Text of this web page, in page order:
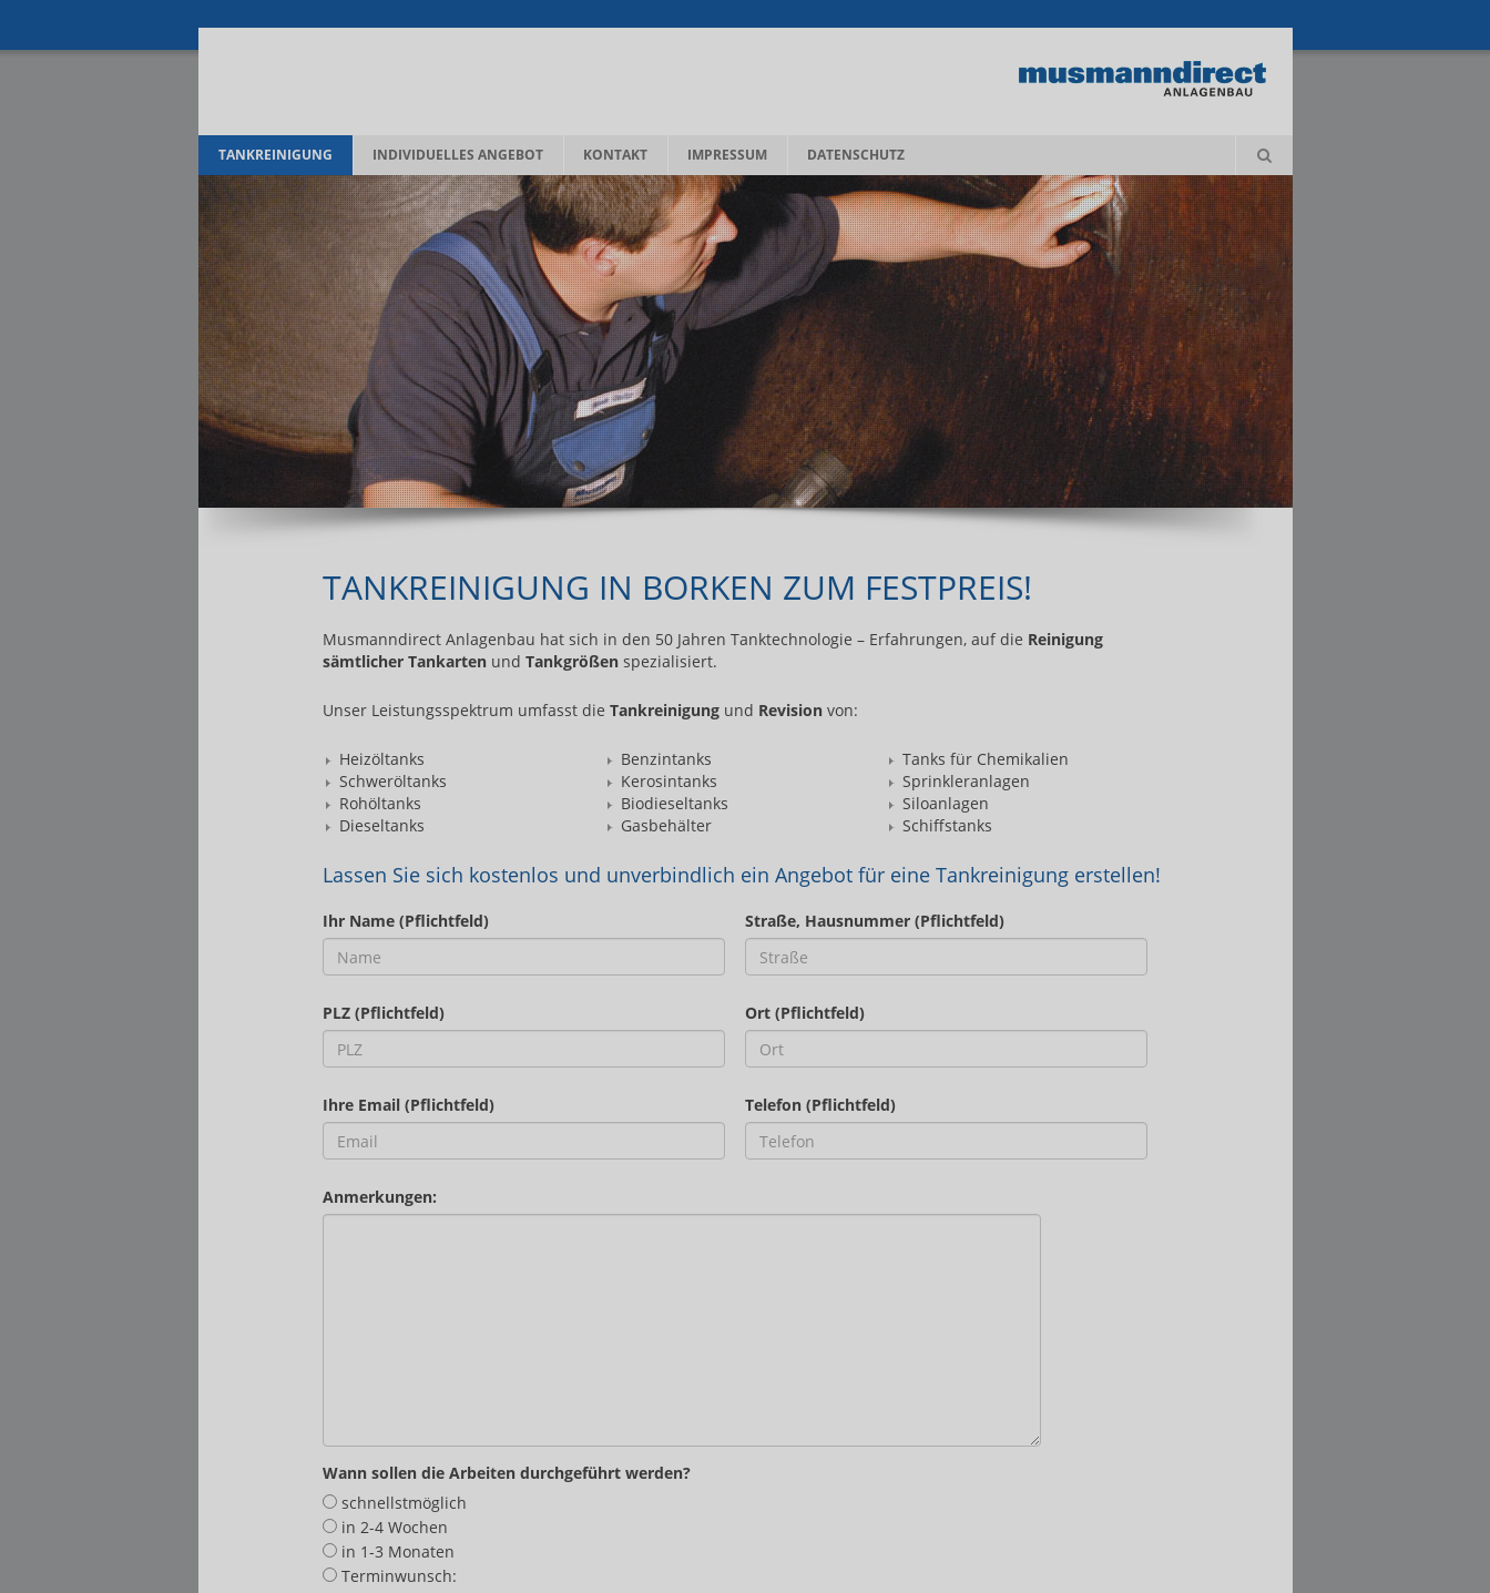
TANKREINIGUNG INDIVIDUELLES ANGEBOT KONTAKT IMPRESSUM DATENSCHUTZ
TANKREINIGUNG IN BORKEN ZUM FESTPREIS!
Musmanndirect Anlagenbau hat sich in den 50 Jahren Tanktechnologie – Erfahrungen, auf die Reinigung
sämtlicher Tankartenund Tankgrößenspezialisiert.
Unser Leistungsspektrum umfasst die Tankreinigungund Revisionvon:
Heizöltanks
Schweröltanks
Rohöltanks
Dieseltanks
Benzintanks
Kerosintanks
Biodieseltanks
Gasbehälter
Tanks für Chemikalien
Sprinkleranlagen
Siloanlagen
Schiffstanks
Lassen Sie sich kostenlos und unverbindlich ein Angebot für eine Tankreinigung erstellen!
Ihr Name (Pflichtfeld) Straße, Hausnummer (Pflichtfeld)
PLZ (Pflichtfeld) Ort (Pflichtfeld)
Ihre Email (Pflichtfeld) Telefon (Pflichtfeld)
Anmerkungen:
Wann sollen die Arbeiten durchgeführt werden?
schnellstmöglich
in 2-4 Wochen
in 1-3 Monaten
Terminwunsch: